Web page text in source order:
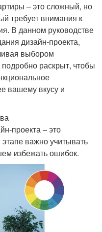
– это сложный, но
требует внимания к
В данном руководстве
дизайн-проекта,
выбором
раскрыт, чтобы
вашему вкусу и
проекта – это
важно учитывать
избежать ошибок.